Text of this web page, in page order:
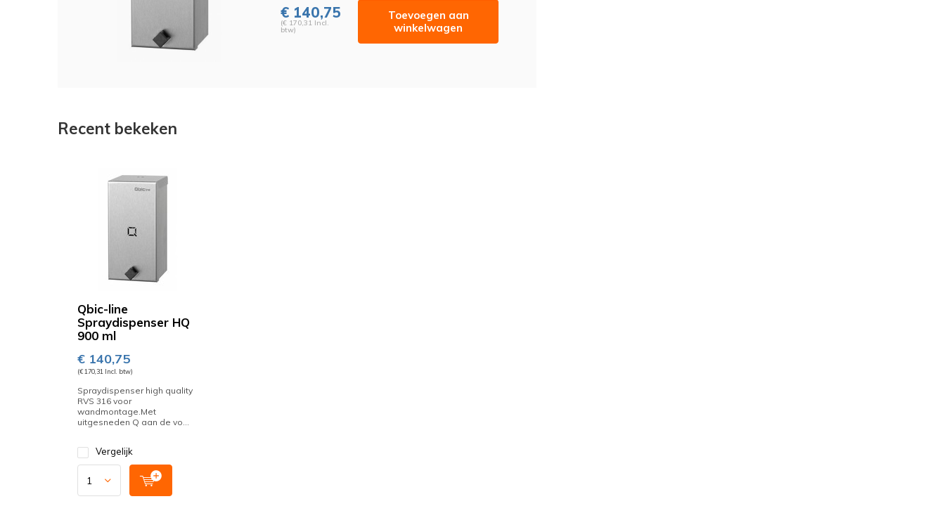
€ 140,75
(€ 170,31 Incl.
btw)
Toevoegen aan
winkelwagen
Recent bekeken
Qbic-line
Spraydispenser HQ
900 ml
€ 140,75
(€ 170,31 Incl. btw)
Spraydispenser high quality
RVS 316 voor
wandmontage.Met
uitgesneden Q aan de vo...
Vergelijk